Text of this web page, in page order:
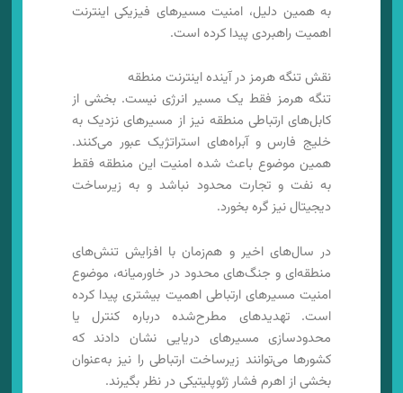
به همین دلیل، امنیت مسیرهای فیزیکی اینترنت
اهمیت راهبردی پیدا کرده است.
نقش تنگه هرمز در آینده اینترنت منطقه
تنگه هرمز فقط یک مسیر انرژی نیست. بخشی از
کابل‌های ارتباطی منطقه نیز از مسیرهای نزدیک به
خلیج فارس و آبراه‌های استراتژیک عبور می‌کنند.
همین موضوع باعث شده امنیت این منطقه فقط
به نفت و تجارت محدود نباشد و به زیرساخت
دیجیتال نیز گره بخورد.
در سال‌های اخیر و هم‌زمان با افزایش تنش‌های
منطقه‌ای و جنگ‌های محدود در خاورمیانه، موضوع
امنیت مسیرهای ارتباطی اهمیت بیشتری پیدا کرده
است. تهدیدهای مطرح‌شده درباره کنترل یا
محدودسازی مسیرهای دریایی نشان دادند که
کشورها می‌توانند زیرساخت ارتباطی را نیز به‌عنوان
بخشی از اهرم فشار ژئوپلیتیکی در نظر بگیرند.